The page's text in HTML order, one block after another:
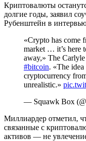
Криптовалюты
долгие годы, заявил
Рубенштейн в
«Crypto has come
market … it’s here
away,» The
#bitcoin. «The
cryptocurrency
unrealistic.»
— Squawk Box
Миллиардер отметил,
связанные с
активов — не